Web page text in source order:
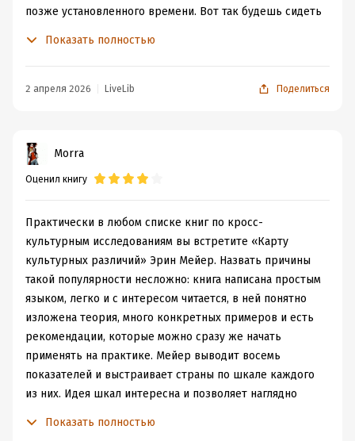
позже установленного времени. Вот так будешь сидеть
боссом, ты решишь обсудить со своими
начальником, вы ждёте обратной связи о подготовке
проекта, но в ответ тишина. Вы знатно нервничаете, но
в положенный срок ваши подчинённые как ни в чем не
содержание, чтобы не раскрывать все курьезные
истории, коих не мало и вы сами смогли поразмышлять
над их решением.
И если воспринимать это как обычную книжку-заметку
о своём опыте, то она очень хороша. Достаточно емко,
подробно, со схемами, читается легко. И примеры
различных культур тоже многообразны, чем не могут
похвастаться некоторые серьёзные исследования.
(Порой дальше англо-саксонского мира и Европы, они
не выходят, но говорят о всем мире. А в Азии часто
корейцев редковато в книгах такой направленности
Показать полностью
2 апреля 2026 LiveLib Поделиться
Morra
Оценил книгу
Практически в любом списке книг по кросс-
культурным исследованиям вы встретите «Карту
культурных различий» Эрин Мейер. Назвать причины
такой популярности несложно: книга написана простым
языком, легко и с интересом читается, в ней понятно
изложена теория, много конкретных примеров и есть
рекомендации, которые можно сразу же начать
применять на практике. Мейер выводит восемь
показателей и выстраивает страны по шкале каждого
из них. Идея шкал интересна и позволяет наглядно
Показать полностью